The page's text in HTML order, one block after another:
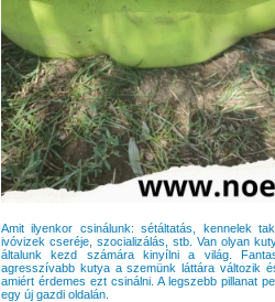
Amit ilyenkor csinálunk: sétáltatás, kennelek
ivóvizek cseréje, szocializálás, stb. Van olyan
általunk kezd számára kinyílni a világ.
agresszívabb kutya a szemünk láttára változik
amiért érdemes ezt csinálni. A legszebb pillanat
egy új gazdi oldalán.